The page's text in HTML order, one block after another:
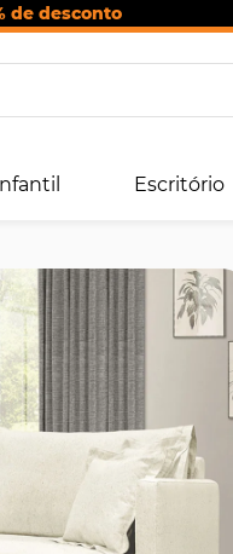
de desconto
Escritório